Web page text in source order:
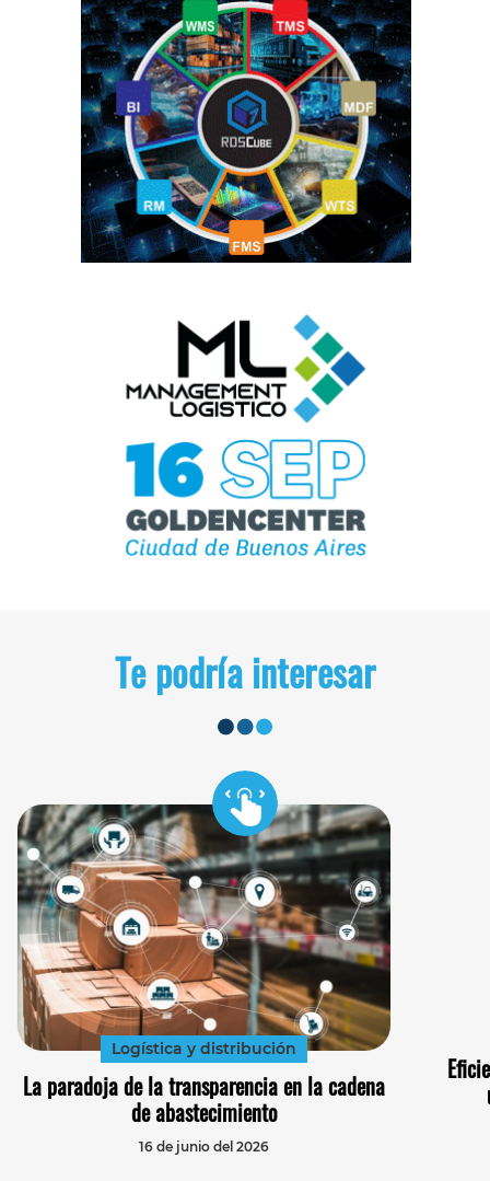
Te podría interesar
Logística y distribución
La paradoja de la transparencia en la cadena
de abastecimiento
16 de junio del 2026